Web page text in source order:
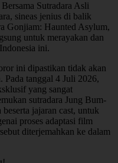
Sutradara Asli
sineas jenius di balik
Gonjiam: Haunted Asylum,
untuk merayakan dan
ini.
ini dipastikan tidak akan
Pada tanggal 4 Juli 2026,
yang sangat
sutradara Jung Bum-
jajaran cast, untuk
proses adaptasi film
diterjemahkan ke dalam